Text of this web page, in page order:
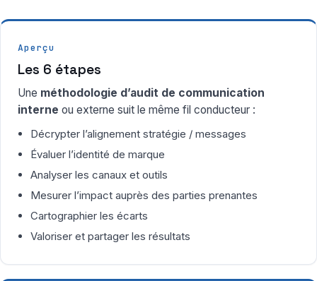
Aperçu
Les 6 étapes
Une méthodologie d’audit de communication
interne ou externe suit le même fil conducteur :
Décrypter l’alignement stratégie / messages
Évaluer l’identité de marque
Analyser les canaux et outils
Mesurer l’impact auprès des parties prenantes
Cartographier les écarts
Valoriser et partager les résultats